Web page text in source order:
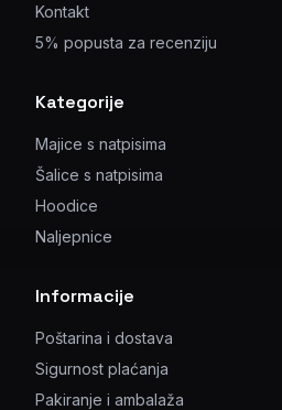
Kontakt
5% popusta za recenziju
Kategorije
Majice s natpisima
Šalice s natpisima
Hoodice
Naljepnice
Informacije
Poštarina i dostava
Sigurnost plaćanja
Pakiranje i ambalaža